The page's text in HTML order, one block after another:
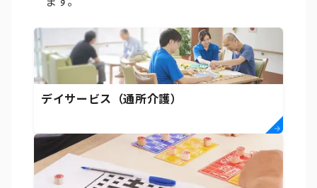
デイサービス（通所介護）